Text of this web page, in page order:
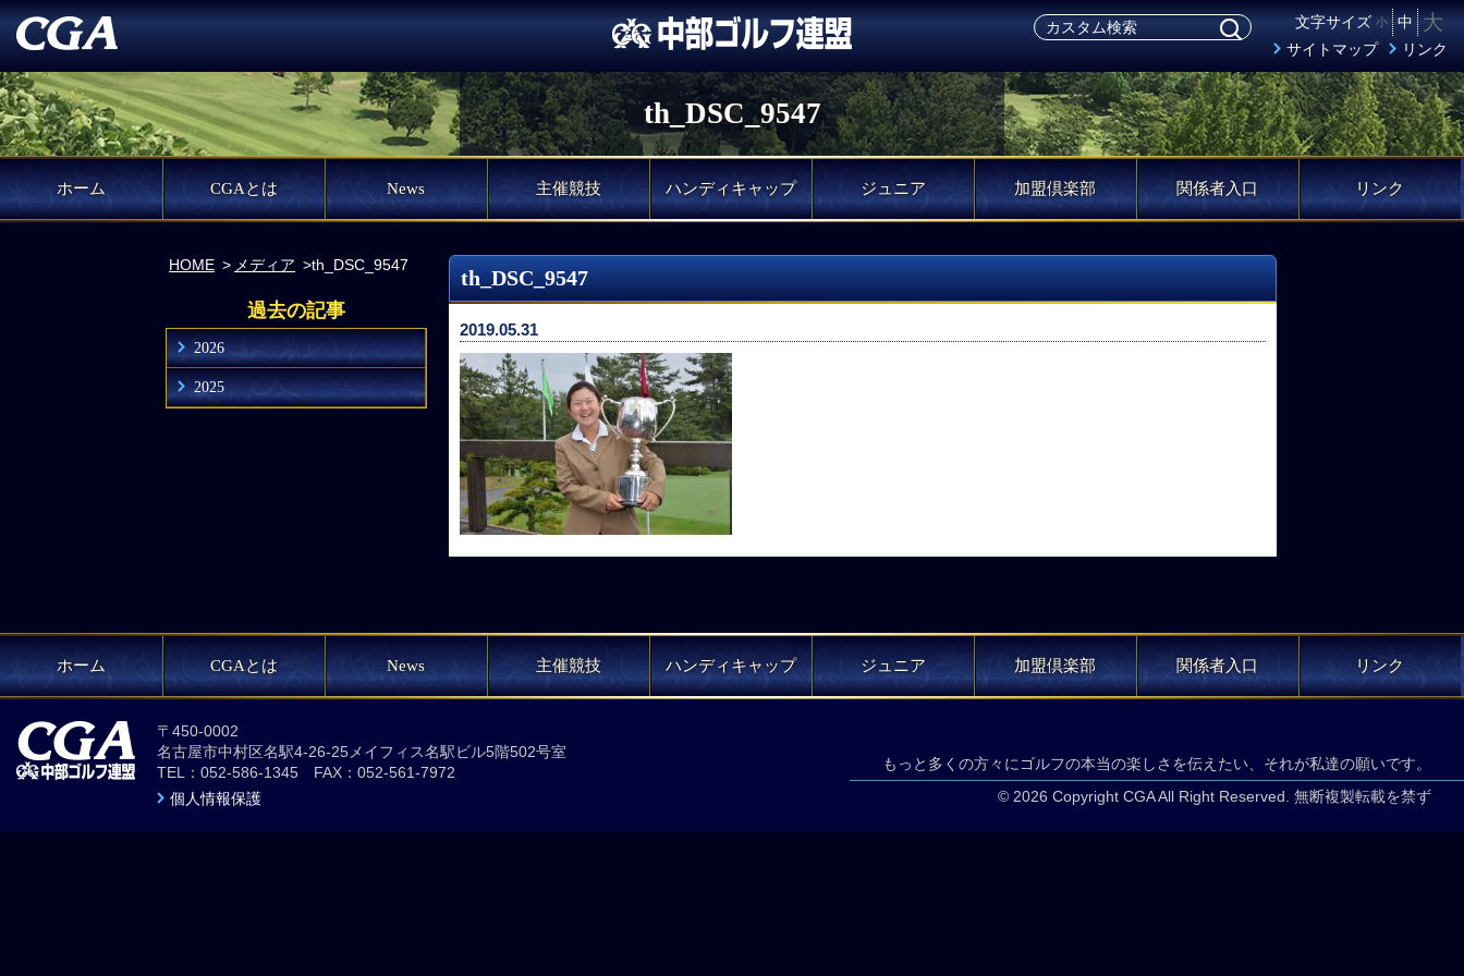
文字サイズ 小 中 大
サイトマップ リンク
th_DSC_9547
ホーム CGAとは News 主催競技 ハンディキャップ ジュニア 加盟倶楽部 関係者入口 リンク
HOME メディア th_DSC_9547
過去の記事
2026
2025
th_DSC_9547
2019.05.31
ホーム CGAとは News 主催競技 ハンディキャップ ジュニア 加盟倶楽部 関係者入口 リンク
〒450-0002
名古屋市中村区名駅4-26-25メイフィス名駅ビル5階502号室
TEL：052-586-1345 FAX：052-561-7972
個人情報保護
もっと多くの方々にゴルフの本当の楽しさを伝えたい、それが私達の願いです。
© 2026 Copyright CGA All Right Reserved. 無断複製転載を禁ず